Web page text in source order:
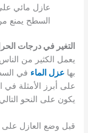
عازل مائي
السطح يمنع
التغير في درجات
يعمل الكثير من
بهاعزل الماء في
على أبرز الأمثلة
يكون على النحو
قبل وضع العازل